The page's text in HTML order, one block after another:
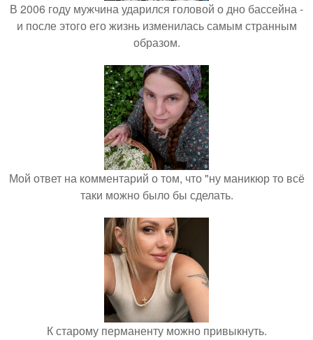
В 2006 году мужчина ударился головой о дно бассейна -
и после этого его жизнь изменилась самым странным
образом.
Мой ответ на комментарий о том, что "ну маникюр то всё
таки можно было бы сделать.
К старому перманенту можно привыкнуть.